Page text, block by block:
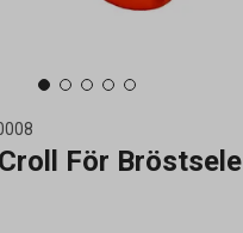
För Bröstsele